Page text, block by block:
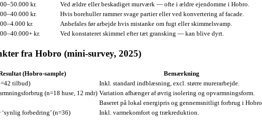
kr.
Ved ældre eller beskadiget murværk — ofte i ældre ejendomme i Hobro.
kr.
Hvis borehuller rammer svage partier eller ved konvertering af facade.
kr.
Anbefales før arbejde hvis mistanke om fugt eller skimmelsvamp.
kr. Ved konstateret skimmel efter tæt gransking — kan blive dyrt.
fra Hobro (mini‑survey, 2025)
(Hobro‑sample)
Bemærkning
tilbud)
Inkl. standard indblæsning, excl. større murerarbejde.
(n=18 huse, 12 mdr) Variation afhænger af øvrig isolering og opvarmningsform.
Baseret på lokal energipris og gennemsnitligt forbrug i Hobro.
forbedring’ (n=36) Inkl. varmekomfort og trækreduktion.